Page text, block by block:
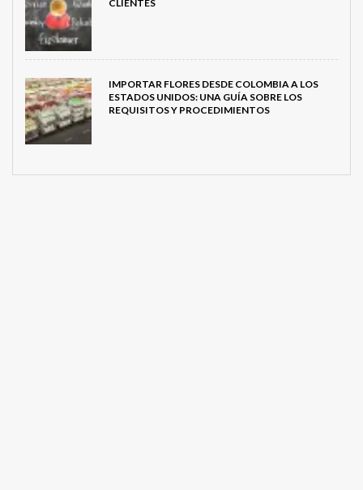
CLIENTES
IMPORTAR FLORES DESDE COLOMBIA A LOS
ESTADOS UNIDOS: UNA GUÍA SOBRE LOS
REQUISITOS Y PROCEDIMIENTOS